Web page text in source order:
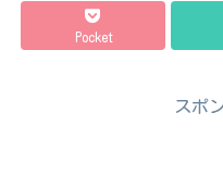
Pocket
スポ